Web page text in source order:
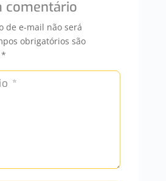
comentário
de e-mail não será
obrigatórios são
*